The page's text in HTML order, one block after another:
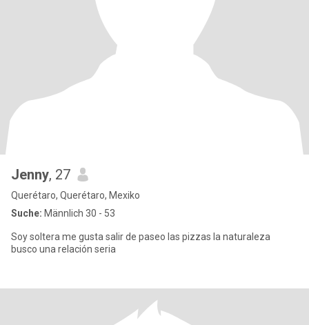
Jenny, 27
Querétaro, Querétaro, Mexiko
Suche: Männlich 30 - 53
Soy soltera me gusta salir de paseo las pizzas la naturaleza
busco una relación seria